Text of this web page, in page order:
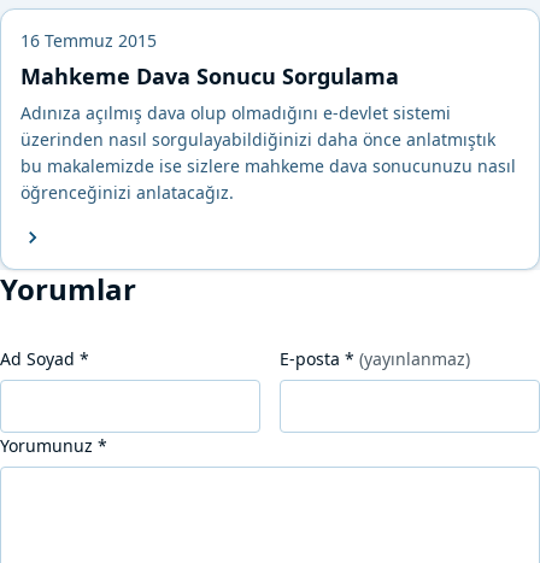
16 Temmuz 2015
Mahkeme Dava Sonucu Sorgulama
Adınıza açılmış dava olup olmadığını e-devlet sistemi
üzerinden nasıl sorgulayabildiğinizi daha önce anlatmıştık
bu makalemizde ise sizlere mahkeme dava sonucunuzu nasıl
öğrenceğinizi anlatacağız.
Yorumlar
Ad Soyad * E-posta * (yayınlanmaz)
Yorumunuz *